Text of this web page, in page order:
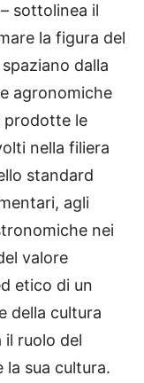
sottolinea il
la figura del
dalla
agronomiche
prodotte le
nella filiera
standard
agli
nei
valore
etico di un
della cultura
ruolo del
sua cultura.